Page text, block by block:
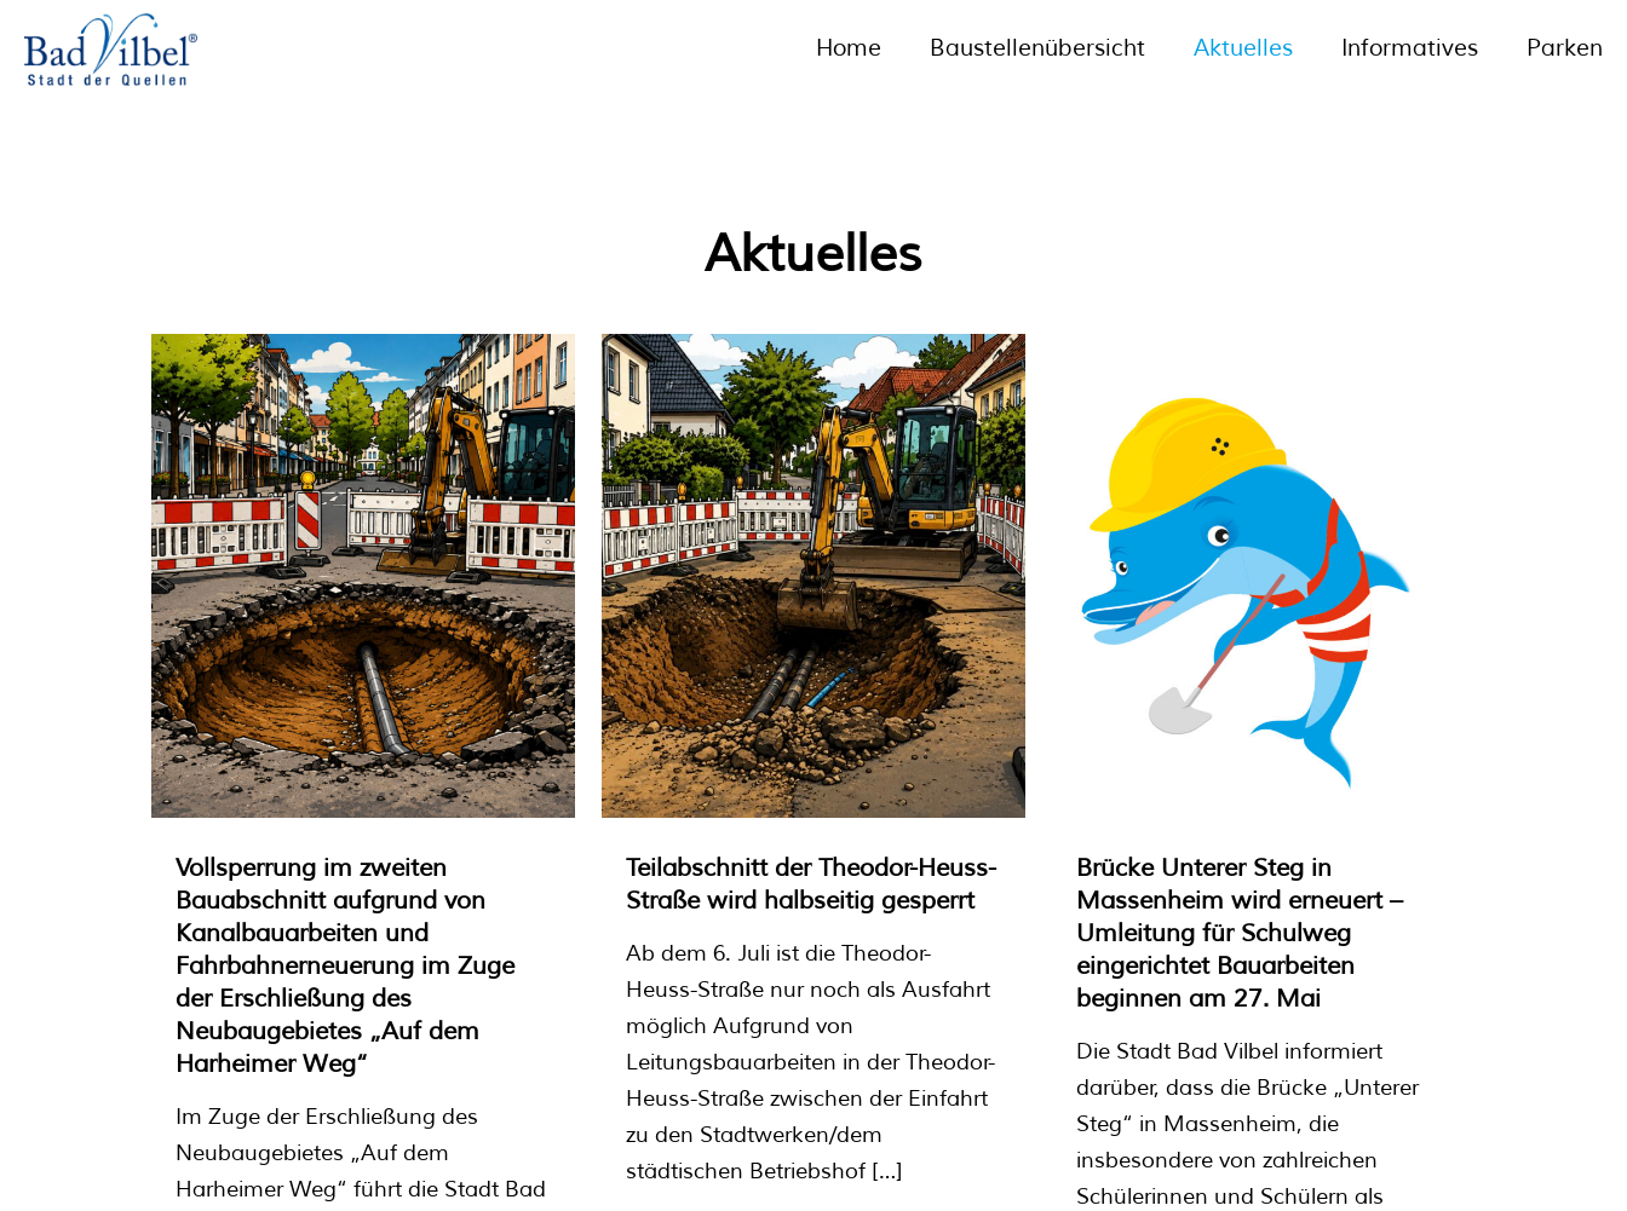
Home Baustellenübersicht Aktuelles Informatives Parken
Aktuelles
Vollsperrung im zweiten
Bauabschnitt aufgrund von
Kanalbauarbeiten und
Fahrbahnerneuerung im Zuge
der Erschließung des
Neubaugebietes „Auf dem
Harheimer Weg“
Im Zuge der Erschließung des
Neubaugebietes „Auf dem
Harheimer Weg“ führt die Stadt Bad
Teilabschnitt der Theodor-Heuss-
Straße wird halbseitig gesperrt
Ab dem 6. Juli ist die Theodor-
Heuss-Straße nur noch als Ausfahrt
möglich Aufgrund von
Leitungsbauarbeiten in der Theodor-
Heuss-Straße zwischen der Einfahrt
zu den Stadtwerken/dem
städtischen Betriebshof […]
Brücke Unterer Steg in
Massenheim wird erneuert –
Umleitung für Schulweg
eingerichtet Bauarbeiten
beginnen am 27. Mai
Die Stadt Bad Vilbel informiert
darüber, dass die Brücke „Unterer
Steg“ in Massenheim, die
insbesondere von zahlreichen
Schülerinnen und Schülern als